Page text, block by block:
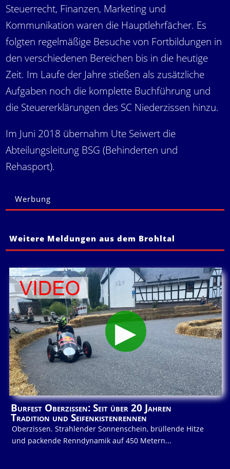
Steuerrecht, Finanzen, Marketing und
Kommunikation waren die Hauptlehrfächer. Es
folgten regelmäßige Besuche von Fortbildungen in
den verschiedenen Bereichen bis in die heutige
Zeit. Im Laufe der Jahre stießen als zusätzliche
Aufgaben noch die komplette Buchführung und
die Steuererklärungen des SC Niederzissen hinzu.
Im Juni 2018 übernahm Ute Seiwert die
Abteilungsleitung BSG (Behinderten und
Rehasport).
Werbung
Weitere Meldungen aus dem Brohltal
Burfest Oberzissen: Seit über 20 Jahren
Tradition und Seifenkistenrennen
Oberzissen. Strahlender Sonnenschein, brüllende Hitze
und packende Renndynamik auf 450 Metern...